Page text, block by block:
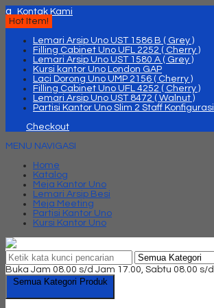
q
Kontak Kami
Hot Item!
Lemari Arsip Uno UST 1586 B ( Grey )
Filling Cabinet Uno UFL 2252 ( Cherry )
Lemari Arsip Uno UST 1580 A ( Grey )
Kursi kantor Uno London GAP
Laci Dorong Uno UMP 2156 ( Cherry )
Filling Cabinet Uno UFL 4252 ( Cherry )
Lemari Arsip Uno UST 8472 ( Walnut )
Partisi Kantor Uno Slim 2 Staff
Checkout
MENU NAVIGASI
Home
Katalog
Meja Kantor Uno
Lemari Arsip Besi
Meja Meeting
Partisi Kantor Uno
Kursi Kantor Uno
Buka Jam 08.00 s/d Jam 17.00, Sabtu 08.00 s/
Semua Kategori Produk